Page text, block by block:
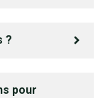
?
pour